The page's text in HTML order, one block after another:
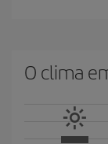
O clima